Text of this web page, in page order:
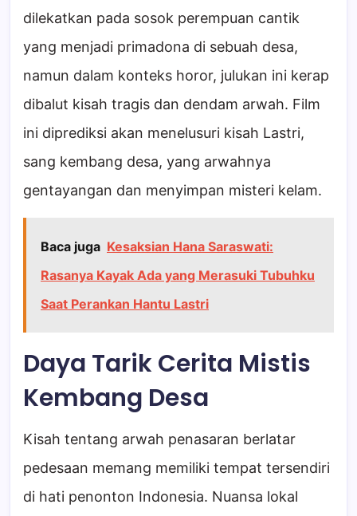
dilekatkan pada sosok perempuan cantik
yang menjadi primadona di sebuah desa,
namun dalam konteks horor, julukan ini kerap
dibalut kisah tragis dan dendam arwah. Film
ini diprediksi akan menelusuri kisah Lastri,
sang kembang desa, yang arwahnya
gentayangan dan menyimpan misteri kelam.
Baca juga Kesaksian Hana Saraswati:
Rasanya Kayak Ada yang Merasuki Tubuhku
Saat Perankan Hantu Lastri
Daya Tarik Cerita Mistis
Kembang Desa
Kisah tentang arwah penasaran berlatar
pedesaan memang memiliki tempat tersendiri
di hati penonton Indonesia. Nuansa lokal